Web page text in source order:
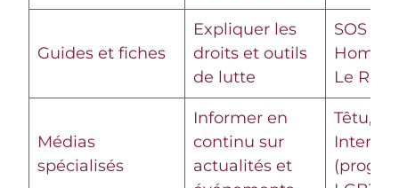
Guides et fiches
Expliquer les
droits et outils
de lutte
SOS
Le
Médias
spécialisés
Informer en
continu sur
actualités et
Têtu,
Inter